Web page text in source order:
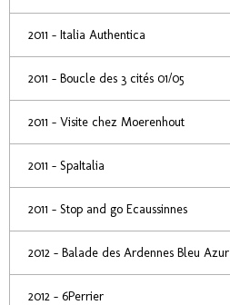
2011 - Italia Authentica
2011 - Boucle des 3 cités 01/05
2011 - Visite chez Moerenhout
2011 - SpaItalia
2011 - Stop and go Ecaussinnes
2012 - Balade des Ardennes Bleu Azur
2012 - 6Perrier